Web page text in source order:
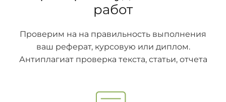
работ
Проверим на на правильность выполнения
ваш реферат, курсовую или диплом.
Антиплагиат проверка текста, статьи, отчета